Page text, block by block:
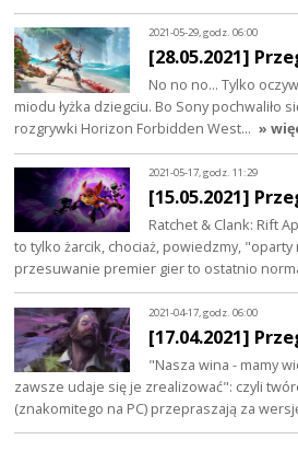
2021-05-29, godz. 06:00
[28.05.2021]
No no no... Tylko
miodu łyżka dziegciu. Bo Sony pochwaliło
rozgrywki Horizon Forbidden West… »
2021-05-17, godz. 11:29
[15.05.2021]
Ratchet & Clank: Rift
to tylko żarcik, chociaż, powiedzmy, "oparty
przesuwanie premier gier to ostatnio
2021-04-17, godz. 06:00
[17.04.2021]
"Nasza wina - mamy
zawsze udaje się je zrealizować": czyli
(znakomitego na PC) przepraszają za